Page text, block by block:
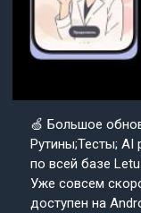
🍏 Большое
Рутины;Тесты; AI
по всей базе
Уже совсем
доступен на